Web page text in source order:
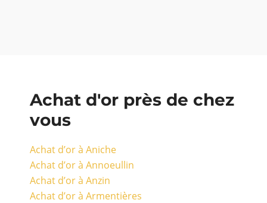
Achat d'or près de chez
vous
Achat d’or à Aniche
Achat d’or à Annoeullin
Achat d’or à Anzin
Achat d’or à Armentières